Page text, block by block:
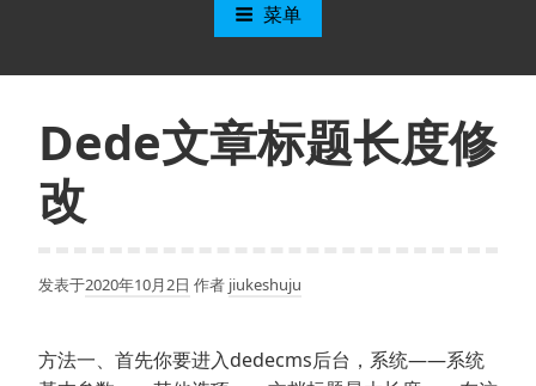
菜单
Dede文章标题长度修
改
发表于2020年10月2日 作者 jiukeshuju
方法一、首先你要进入dedecms后台，系统——系统